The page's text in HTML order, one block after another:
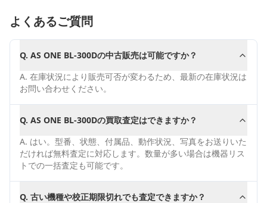
よくあるご質問
Q. AS ONE BL-300Dの中古販売は可能ですか？
A. 在庫状況により販売可否が変わるため、最新の在庫状況は
お問い合わせください。
Q. AS ONE BL-300Dの買取査定はできますか？
A. はい。型番、状態、付属品、動作状況、写真をお送りいた
だければ無料査定に対応します。数量が多い場合は機器リス
トでの一括査定も可能です。
Q. 古い機種や校正期限切れでも査定できますか？